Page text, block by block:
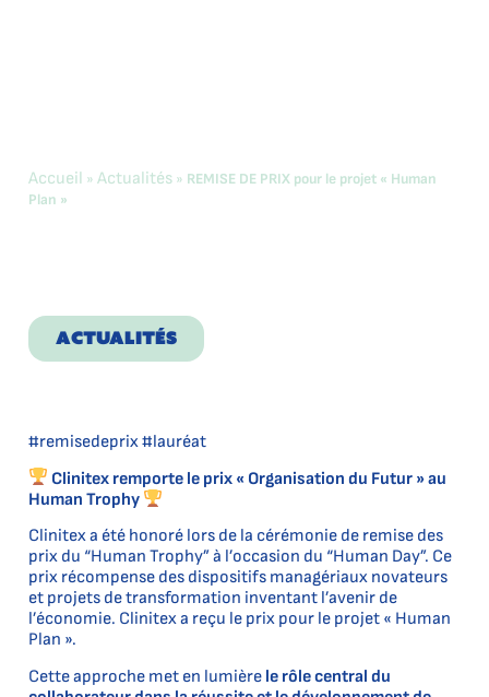
Accueil » Actualités » REMISE DE PRIX pour le projet « Human
Plan »
ACTUALITÉS
#remisedeprix #lauréat
Clinitex remporte le prix « Organisation du Futur » au
Human Trophy
Clinitex a été honoré lors de la cérémonie de remise des
prix du “Human Trophy” à l’occasion du “Human Day”. Ce
prix récompense des dispositifs managériaux novateurs
et projets de transformation inventant l’avenir de
l’économie. Clinitex a reçu le prix pour le projet « Human
Plan ».
Cette approche met en lumière le rôle central du